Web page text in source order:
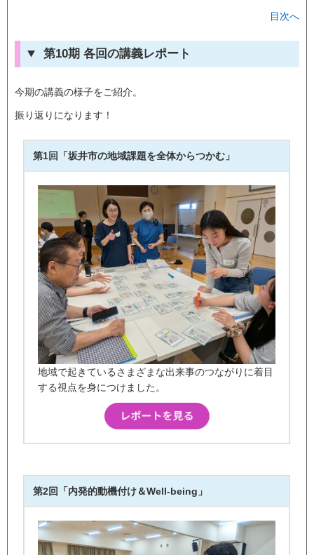
目次へ
第10期 各回の講義レポート
今期の講義の様子をご紹介。
振り返りになります！
第1回「坂井市の地域課題を全体からつかむ」
地域で起きているさまざまな出来事のつながりに着目
する視点を身につけました。
第2回「内発的動機付け＆Well-being」